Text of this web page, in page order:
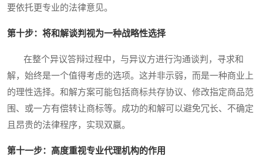
要依托更专业的法律意见。
第十步：将和解谈判视为一种战略性选择
在整个异议答辩过程中，与异议方进行沟通谈判，寻求和
解，始终是一个值得考虑的选项。这并非示弱，而是一种商业上
的理性选择。和解方案可能包括商标共存协议、修改指定商品范
围、或一方有偿转让商标等。成功的和解可以避免冗长、不确定
且昂贵的法律程序，实现双赢。
第十一步：高度重视专业代理机构的作用